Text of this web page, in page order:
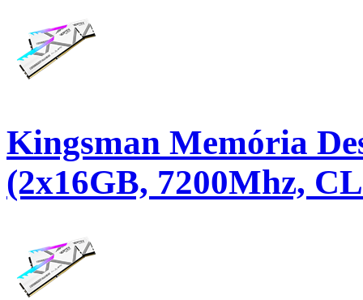
Kingsman Memória
(2x16GB, 7200Mhz,